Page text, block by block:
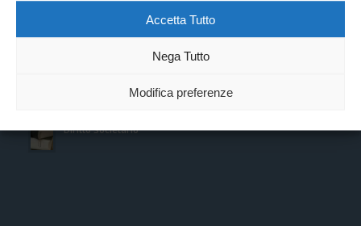
Accetta Tutto
Nega Tutto
Modifica preferenze
Diritto Industriale
Diritto Societario